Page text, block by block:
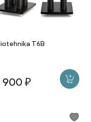
T6B
900 ₽